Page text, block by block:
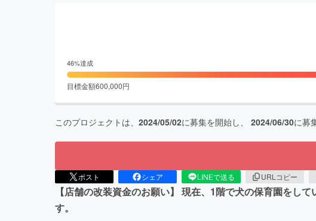
46%達成
目標金額600,000円
このプロジェクトは、 2024/05/02に募集を開始し、 2024/06/30に募
ポスト シェア LINEで送る URLコピー
【店舗の改装資金のお願い】 現在、1階で犬の保育園をし
す。